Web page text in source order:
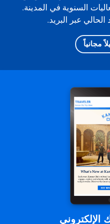
السنوية في المدينة.
عبر البريد.
مجانياً